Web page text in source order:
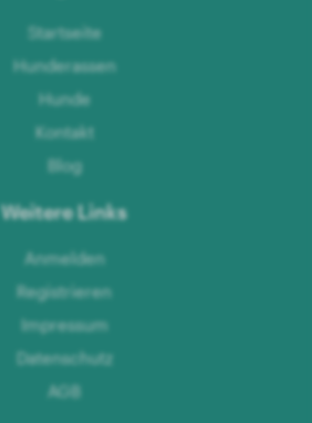
Startseite
Hunderassen
Hunde
Kontakt
Blog
Weitere Links
Anmelden
Registrieren
Impressum
Datenschutz
AGB